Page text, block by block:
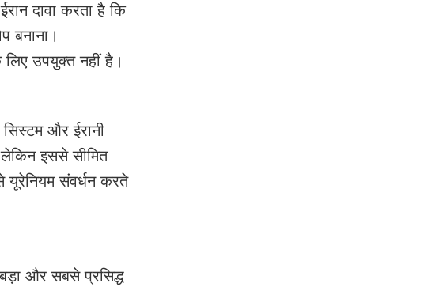
दावा करता है कि
बनाना।
लिए उपयुक्त नहीं है।
और ईरानी
इससे सीमित
यूरेनियम संवर्धन करते
और सबसे प्रसिद्ध